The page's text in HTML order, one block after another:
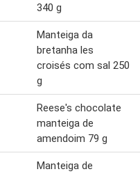
340 g
Manteiga da
bretanha les
croisés com sal 250
g
Reese's chocolate
manteiga de
amendoim 79 g
Manteiga de